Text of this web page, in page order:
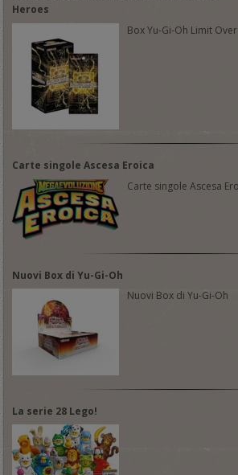
Heroes
Box Yu-Gi-Oh Limit
Carte singole Ascesa Eroica
Carte singole Ascesa
Nuovi Box di Yu-Gi-Oh
Nuovi Box di Yu-Gi-Oh
La serie 28 Lego!